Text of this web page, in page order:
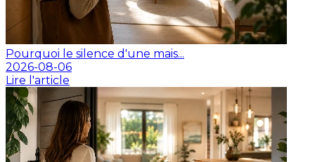
Pourquoi le silence d'une mais...
2026-08-06
Lire l'article